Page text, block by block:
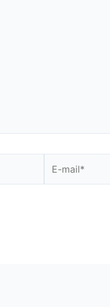
mail*